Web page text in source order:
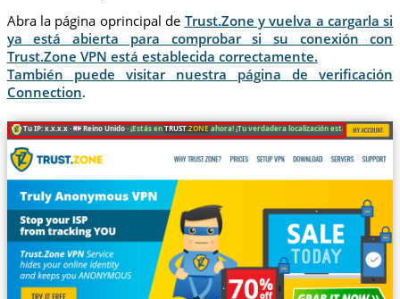
Abra la página oprincipal de Trust.Zone y vuelva a cargarla si
ya está abierta para comprobar si su conexión con
Trust.Zone VPN está establecida correctamente.
También puede visitar nuestra página de verificación
Connection.
Tu IP: x.x.x.x · Reino Unido ·¡Estás enTRUST.ZONEahora! ¡Tu verdadera localización está oculta!